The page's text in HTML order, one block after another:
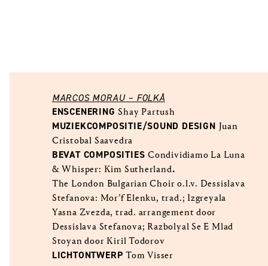
MARCOS MORAU – FOLKÅ
ENSCENERINGShay Partush
MUZIEKCOMPOSITIE/SOUND DESIGN Juan
Cristobal Saavedra
BEVAT COMPOSITIESCondividiamo La Luna
& Whisper: Kim Sutherland.
The London Bulgarian Choir o.l.v. Dessislava
Stefanova: Mor’f Elenku, trad.; Izgreyala
Yasna Zvezda, trad. arrangement door
Dessislava Stefanova; Razbolyal Se E Mlad
Stoyan door Kiril Todorov
LICHTONTWERPTom Visser